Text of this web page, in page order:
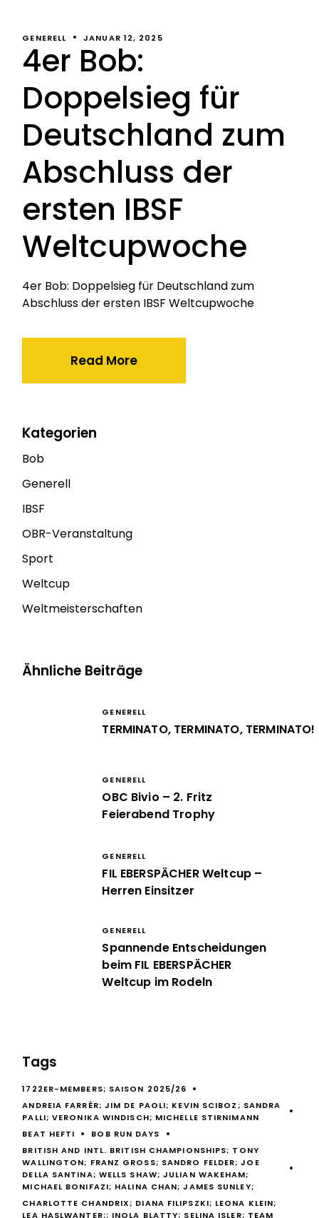
GENERELL JANUAR 12, 2025
4er Bob:
Doppelsieg für
Deutschland zum
Abschluss der
ersten IBSF
Weltcupwoche
4er Bob: Doppelsieg für Deutschland zum
Abschluss der ersten IBSF Weltcupwoche
Read More
Kategorien
Bob
Generell
IBSF
OBR-Veranstaltung
Sport
Weltcup
Weltmeisterschaften
Ähnliche Beiträge
GENERELL
TERMINATO, TERMINATO, TERMINATO!
GENERELL
OBC Bivio – 2. Fritz
Feierabend Trophy
GENERELL
FIL EBERSPÄCHER Weltcup –
Herren Einsitzer
GENERELL
Spannende Entscheidungen
beim FIL EBERSPÄCHER
Weltcup im Rodeln
Tags
1722ER-MEMBERS; SAISON 2025/26
ANDREIA FARRÈR; JIM DE PAOLI; KEVIN SCIBOZ; SANDRA
PALLI; VERONIKA WINDISCH; MICHELLE STIRNIMANN
BEAT HEFTI
BOB RUN DAYS
BRITISH AND INTL. BRITISH CHAMPIONSHIPS; TONY
WALLINGTON; FRANZ GROSS; SANDRO FELDER; JOE
DELLA SANTINA; WELLS SHAW; JULIAN WAKEHAM;
MICHAEL BONIFAZI; HALINA CHAN; JAMES SUNLEY;
CHARLOTTE CHANDRIX; DIANA FILIPSZKI; LEONA KLEIN;
LEA HASLWANTER;; INOLA BLATTY; SELINA ISLER; TEAM